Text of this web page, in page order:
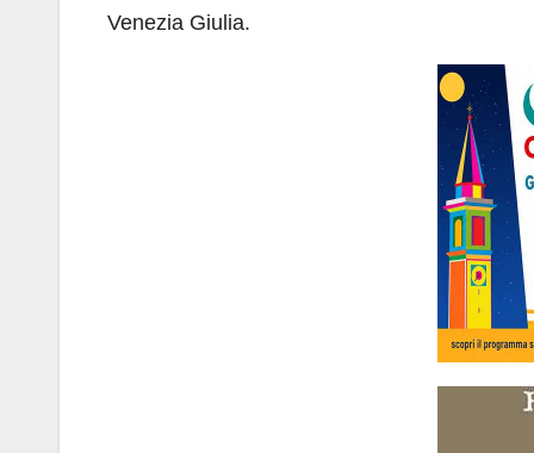
Venezia Giulia.